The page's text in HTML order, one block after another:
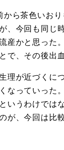
から茶色いお
、今回も同じ
産かと思った
で、その後出
理が近づくに
なっていった。
いうわけでは
が、今回は比